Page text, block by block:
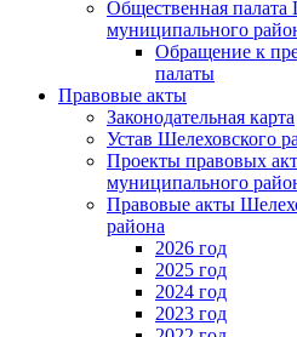
Общественная палата
муниципального
Обращение к
палаты
Правовые акты
Законодательная карта
Устав Шелеховского
Проекты правовых
муниципального
Правовые акты
района
2026 год
2025 год
2024 год
2023 год